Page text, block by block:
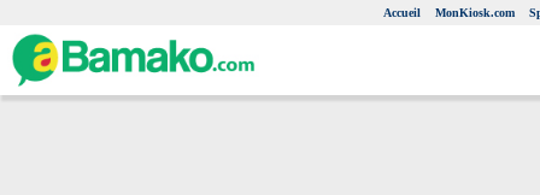
Accueil MonKiosk.com